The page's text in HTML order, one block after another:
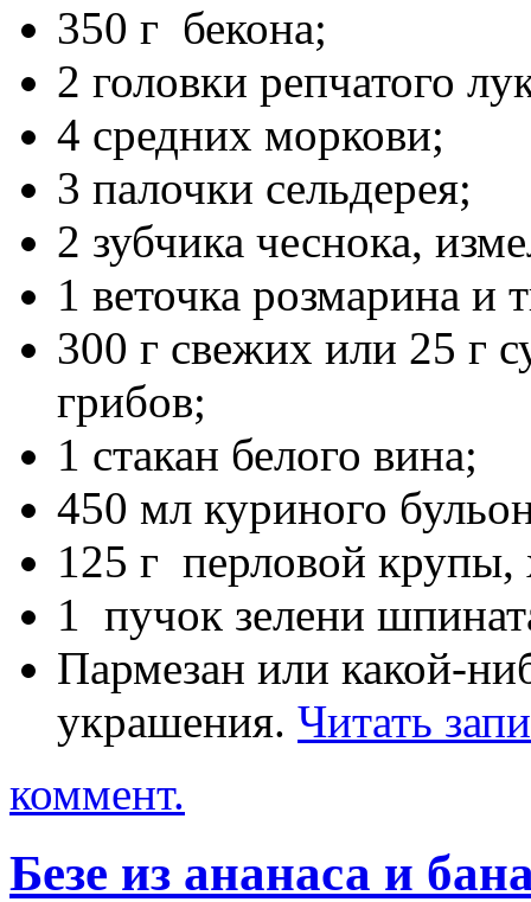
350 г бекона;
2 головки репчатого
4 средних моркови;
3 палочки сельдерея;
2 зубчика чеснока,
1 веточка розмарина и
300 г свежих или 25 г
грибов;
1 стакан белого вина;
450 мл куриного
125 г перловой
1 пучок зелени
Пармезан или какой-
украшения. Читать
коммент.
Безе из ананаса и